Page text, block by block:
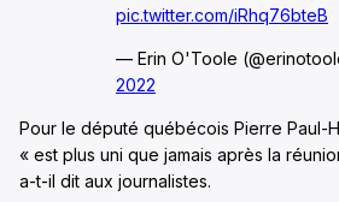
pic.twitter.com/iRhq76bteB
— Erin O'Toole
2022
Pour le député québécois Pierre Paul-
« est plus uni que jamais après la
a-t-il dit aux journalistes.